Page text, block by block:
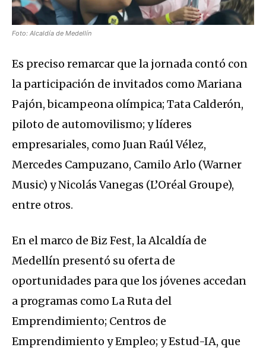
Foto: Alcaldía de Medellín
Es preciso remarcar que la jornada contó con
la participación de invitados como Mariana
Pajón, bicampeona olímpica; Tata Calderón,
piloto de automovilismo; y líderes
empresariales, como Juan Raúl Vélez,
Mercedes Campuzano, Camilo Arlo (Warner
Music) y Nicolás Vanegas (L’Oréal Groupe),
entre otros.
En el marco de Biz Fest, la Alcaldía de
Medellín presentó su oferta de
oportunidades para que los jóvenes accedan
a programas como La Ruta del
Emprendimiento; Centros de
Emprendimiento y Empleo; y Estud-IA, que